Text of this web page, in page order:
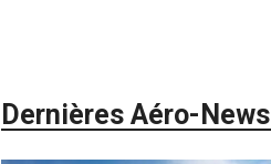
Dernières Aéro-News